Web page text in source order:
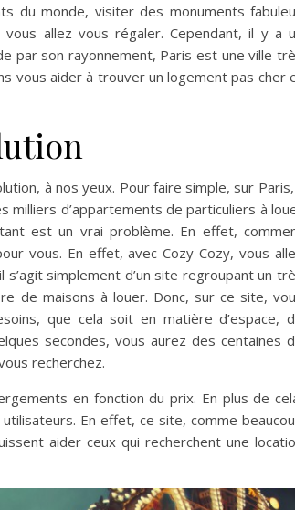
du monde, visiter des monuments
allez vous régaler. Cependant, il y a
par son rayonnement, Paris est une ville
vous aider à trouver un logement pas cher
à nos yeux. Pour faire simple, sur
milliers d’appartements de particuliers à
est un vrai problème. En effet,
vous. En effet, avec Cozy Cozy, vous
simplement d’un site regroupant un
de maisons à louer. Donc, sur ce site,
que cela soit en matière d’espace,
secondes, vous aurez des centaines
recherchez.
en fonction du prix. En plus de
En effet, ce site, comme
aider ceux qui recherchent une